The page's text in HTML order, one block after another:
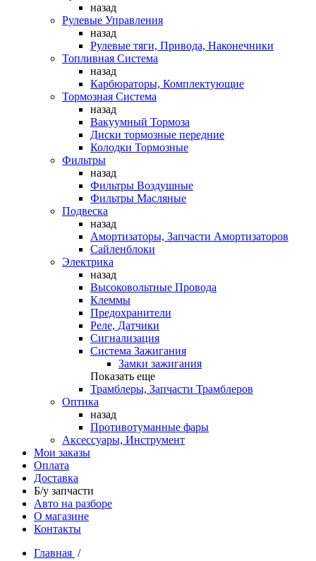
назад
Рулевые Управления
назад
Рулевые тяги, Привода, Наконечники
Топливная Система
назад
Карбюраторы, Комплектующие
Тормозная Система
назад
Вакуумный Тормоза
Диски тормозные передние
Колодки Тормозные
Фильтры
назад
Фильтры Воздушные
Фильтры Масляные
Подвеска
назад
Амортизаторы, Запчасти Амортизаторов
Сайленблоки
Электрика
назад
Высоковольтные Провода
Клеммы
Предохранители
Реле, Датчики
Сигнализация
Система Зажигания
Замки зажигания
Показать еще
Трамблеры, Запчасти Трамблеров
Оптика
назад
Противотуманные фары
Аксессуары, Инструмент
Мои заказы
Оплата
Доставка
Б/у запчасти
Авто на разборе
О магазине
Контакты
Главная /